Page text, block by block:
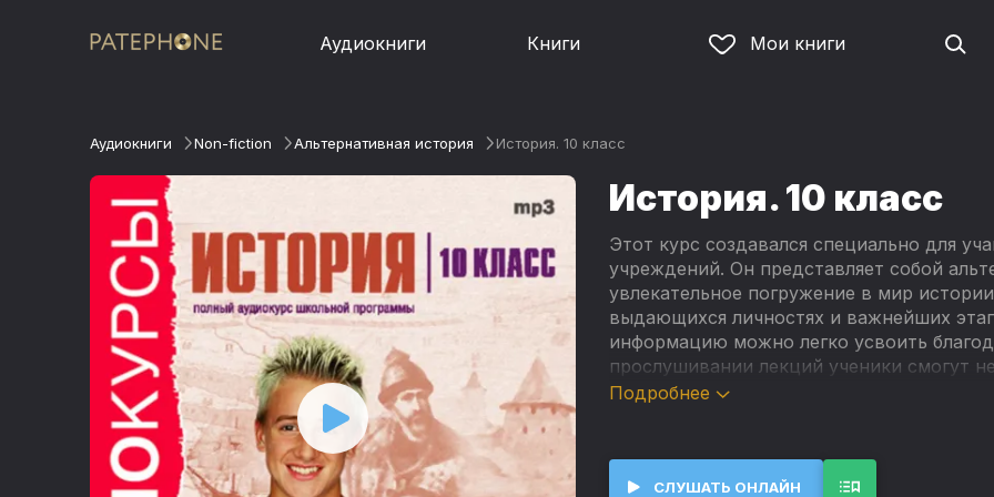
Аудиокниги Книги Мои книги
Аудиокниги Non-fiction Альтернативная история История. 10 класс
История. 10 класс
Этот курс создавался специально для
учреждений. Он представляет собой
увлекательное погружение в мир
выдающихся личностях и важнейших
информацию можно легко усвоить
прослушивании лекций ученики смогут
но и получить дополнительные знания.
текстовом и аудиоформатах. Среди тем,
происхождение человечества и первые
Подробнее
СЛУШАТЬ ОНЛАЙН